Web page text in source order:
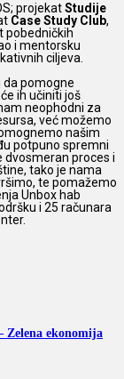
projekatStudije
Case Study Club,
pobedničkih
i mentorsku
ciljeva.
da pomogne
ih učiniti još
neophodni za
već možemo
našim
potpuno spremni
dvosmeran proces i
tako je nama
te pomažemo
Unbox hab
i 25 računara
ekonomija